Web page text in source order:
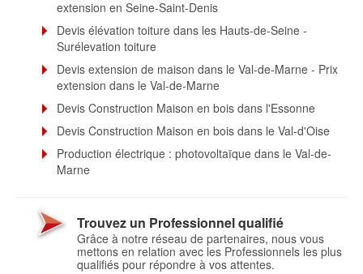
extension en Seine-Saint-Denis
Devis élévation toiture dans les Hauts-de-Seine -
Surélevation toiture
Devis extension de maison dans le Val-de-Marne - Prix
extension dans le Val-de-Marne
Devis Construction Maison en bois dans l'Essonne
Devis Construction Maison en bois dans le Val-d'Oise
Production électrique : photovoltaïque dans le Val-de-
Marne
Trouvez un Professionnel qualifié
Grâce à notre réseau de partenaires, nous vous
mettons en relation avec les Professionnels les plus
qualifiés pour répondre à vos attentes.